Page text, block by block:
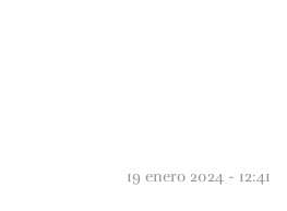
19 enero 2024 - 12:41